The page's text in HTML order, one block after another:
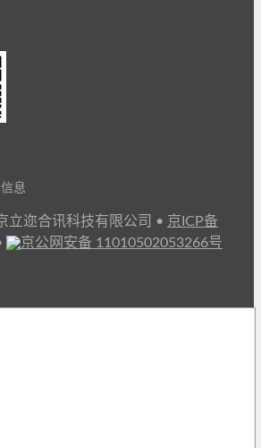
息
立迩合讯科技有限公司 • 京ICP备
京公网安备 11010502053266号